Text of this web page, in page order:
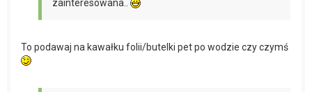
zainteresowana..
To podawaj na kawałku folii/butelki pet po wodzie czy czymś